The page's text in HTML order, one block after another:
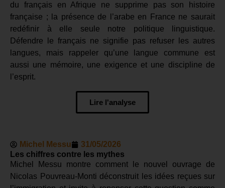
du français en Afrique ne supprime pas son histoire
française ; la présence de l’arabe en France ne saurait
redéfinir à elle seule notre politique linguistique.
Défendre le français ne signifie pas refuser les autres
langues, mais rappeler qu’une langue commune est
aussi une mémoire, une exigence et une discipline de
l’esprit.
Lire l'analyse
Michel Messu
31/05/2026
Les chiffres contre les mythes
Michel Messu montre comment le nouvel ouvrage de
Nicolas Pouvreau-Monti déconstruit les idées reçues sur